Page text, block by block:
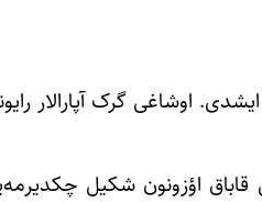
قاباق اؤزونون شکیل